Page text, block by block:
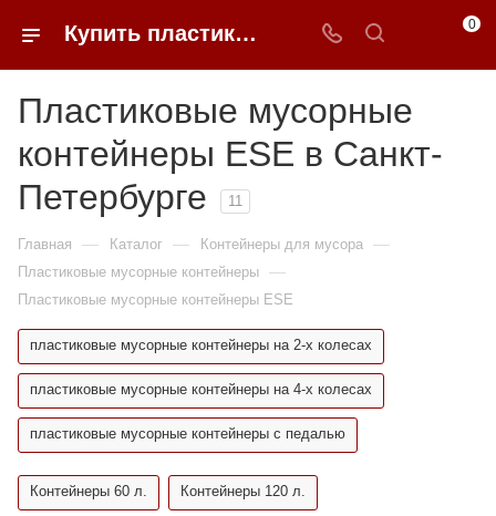
Купить пластиковые мусорные контейнеры ESE в Санкт-Петербурге | 0FFER 0
Пластиковые мусорные
контейнеры ESE в Санкт-
Петербурге
11
Главная — Каталог — Контейнеры для мусора —
Пластиковые мусорные контейнеры —
Пластиковые мусорные контейнеры ESE
пластиковые мусорные контейнеры на 2-х колесах
пластиковые мусорные контейнеры на 4-х колесах
пластиковые мусорные контейнеры с педалью
Контейнеры 60 л. Контейнеры 120 л.